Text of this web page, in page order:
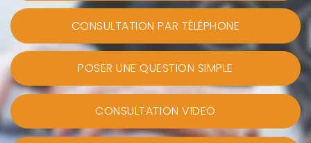
CONSULTATION PAR TÉLÉPHONE
POSER UNE QUESTION SIMPLE
CONSULTATION VIDEO